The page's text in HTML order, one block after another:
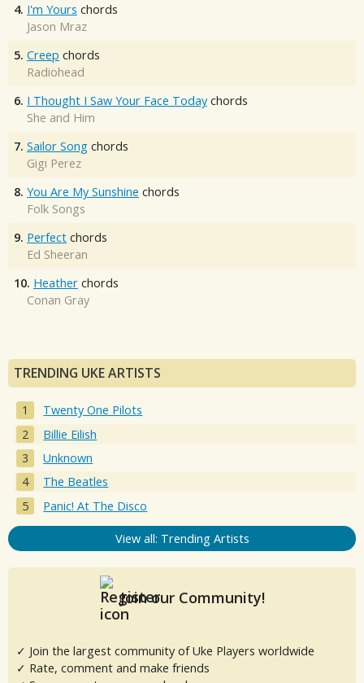
4. I'm Yours chords
Jason Mraz
5. Creep chords
Radiohead
6. I Thought I Saw Your Face Today chords
She and Him
7. Sailor Song chords
Gigi Perez
8. You Are My Sunshine chords
Folk Songs
9. Perfect chords
Ed Sheeran
10. Heather chords
Conan Gray
TRENDING UKE ARTISTS
Twenty One Pilots
Billie Eilish
Unknown
The Beatles
Panic! At The Disco
View all: Trending Artists
Join our Community!
✓ Join the largest community of Uke Players worldwide
✓ Rate, comment and make friends